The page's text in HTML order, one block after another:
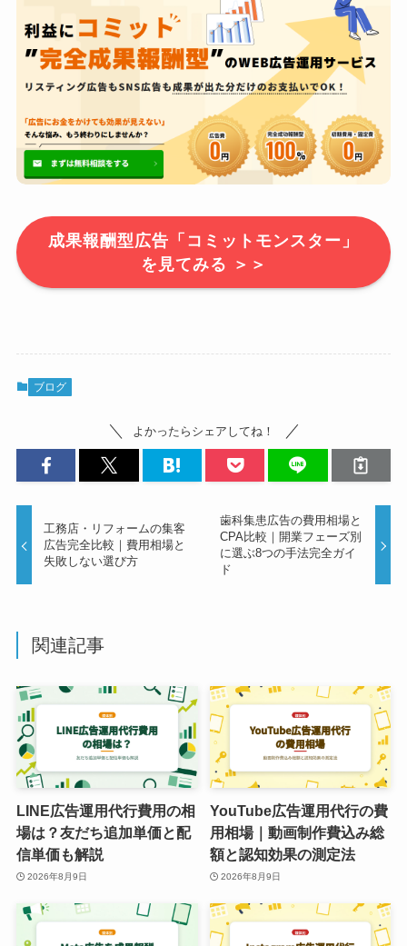
成果報酬型広告「コミットモンスター」
を見てみる ＞＞
ブログ
よかったらシェアしてね！
工務店・リフォームの集客
広告完全比較｜費用相場と
失敗しない選び方
歯科集患広告の費用相場と
CPA比較｜開業フェーズ別
に選ぶ8つの手法完全ガイ
ド
関連記事
LINE広告運用代行費用の相
場は？友だち追加単価と配
信単価も解説
2026年8月9日
YouTube広告運用代行の費
用相場｜動画制作費込み総
額と認知効果の測定法
2026年8月9日